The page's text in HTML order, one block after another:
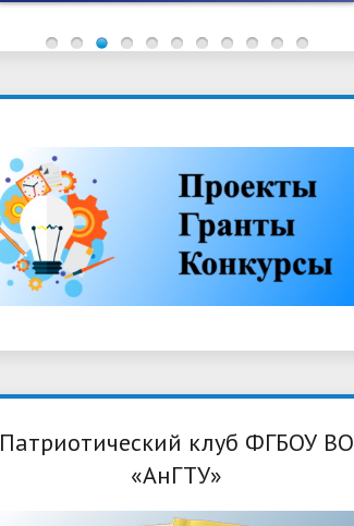
Патриотический клуб ФГБОУ ВО
«АнГТУ»